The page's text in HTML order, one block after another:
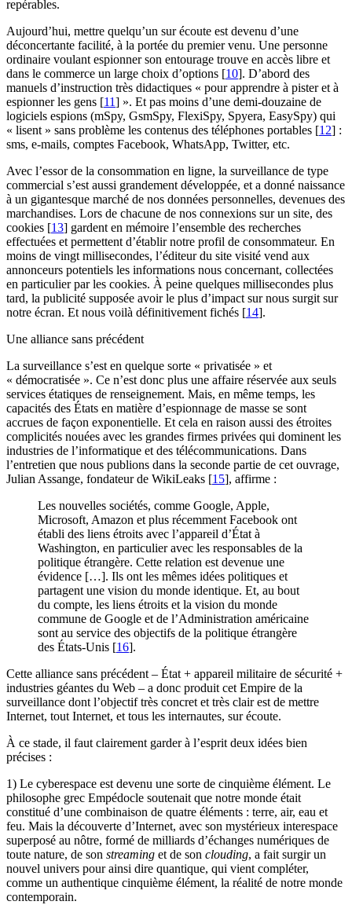
repérables.
Aujourd’hui, mettre quelqu’un sur écoute est devenu d’une
déconcertante facilité, à la portée du premier venu. Une personne
ordinaire voulant espionner son entourage trouve en accès libre et
dans le commerce un large choix d’options [10]. D’abord des
manuels d’instruction très didactiques « pour apprendre à pister et à
espionner les gens [11] ». Et pas moins d’une demi-douzaine de
logiciels espions (mSpy, GsmSpy, FlexiSpy, Spyera, EasySpy) qui
« lisent » sans problème les contenus des téléphones portables [12] :
sms, e-mails, comptes Facebook, WhatsApp, Twitter, etc.
Avec l’essor de la consommation en ligne, la surveillance de type
commercial s’est aussi grandement développée, et a donné naissance
à un gigantesque marché de nos données personnelles, devenues des
marchandises. Lors de chacune de nos connexions sur un site, des
cookies [13] gardent en mémoire l’ensemble des recherches
effectuées et permettent d’établir notre profil de consommateur. En
moins de vingt millisecondes, l’éditeur du site visité vend aux
annonceurs potentiels les informations nous concernant, collectées
en particulier par les cookies. À peine quelques millisecondes plus
tard, la publicité supposée avoir le plus d’impact sur nous surgit sur
notre écran. Et nous voilà définitivement fichés [14].
Une alliance sans précédent
La surveillance s’est en quelque sorte « privatisée » et
« démocratisée ». Ce n’est donc plus une affaire réservée aux seuls
services étatiques de renseignement. Mais, en même temps, les
capacités des États en matière d’espionnage de masse se sont
accrues de façon exponentielle. Et cela en raison aussi des étroites
complicités nouées avec les grandes firmes privées qui dominent les
industries de l’informatique et des télécommunications. Dans
l’entretien que nous publions dans la seconde partie de cet ouvrage,
Julian Assange, fondateur de WikiLeaks [15], affirme :
Les nouvelles sociétés, comme Google, Apple,
Microsoft, Amazon et plus récemment Facebook ont
établi des liens étroits avec l’appareil d’État à
Washington, en particulier avec les responsables de la
politique étrangère. Cette relation est devenue une
évidence […]. Ils ont les mêmes idées politiques et
partagent une vision du monde identique. Et, au bout
du compte, les liens étroits et la vision du monde
commune de Google et de l’Administration américaine
sont au service des objectifs de la politique étrangère
des États-Unis [16].
Cette alliance sans précédent – État + appareil militaire de sécurité +
industries géantes du Web – a donc produit cet Empire de la
surveillance dont l’objectif très concret et très clair est de mettre
Internet, tout Internet, et tous les internautes, sur écoute.
À ce stade, il faut clairement garder à l’esprit deux idées bien
précises :
1) Le cyberespace est devenu une sorte de cinquième élément. Le
philosophe grec Empédocle soutenait que notre monde était
constitué d’une combinaison de quatre éléments : terre, air, eau et
feu. Mais la découverte d’Internet, avec son mystérieux interespace
superposé au nôtre, formé de milliards d’échanges numériques de
toute nature, de son streaming et de son clouding, a fait surgir un
nouvel univers pour ainsi dire quantique, qui vient compléter,
comme un authentique cinquième élément, la réalité de notre monde
contemporain.